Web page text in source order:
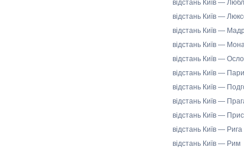
відстань Київ —
відстань Київ —
відстань Київ —
відстань Київ —
відстань Київ — Осло
відстань Київ —
відстань Київ —
відстань Київ —
відстань Київ —
відстань Київ — Рига
відстань Київ — Рим